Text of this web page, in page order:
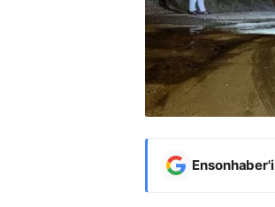
Ensonhaber'i